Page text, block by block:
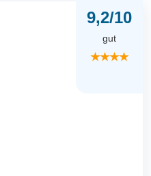
9,2/10
gut
★★★★